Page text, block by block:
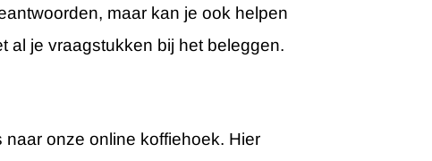
maar kan je ook helpen
al je vraagstukken bij het beleggen.
onze online koffiehoek. Hier